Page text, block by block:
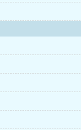
白孔雀吗全文 你有
世界
免费阅读下拉式笔
吗全文免费阅读 你
你有白孔雀吗笔趣
弹窗 哪有白孔雀
你有白孔雀
吗小说 你有白孔雀